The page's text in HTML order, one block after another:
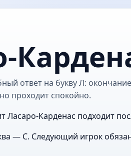
ответ на букву Л:
проходит спокойно.
Ласаро-Карденас подходит
— С. Следующий игрок